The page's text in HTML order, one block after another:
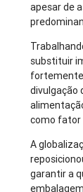
apesar de
substituir
divulgação
como fator
A
garantir a